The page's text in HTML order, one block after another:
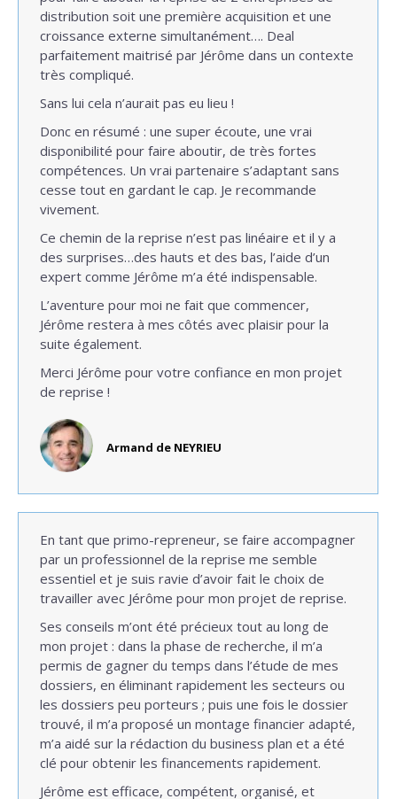
distribution soit une première acquisition et une
croissance externe simultanément…. Deal
parfaitement maitrisé par Jérôme dans un contexte
très compliqué.
Sans lui cela n’aurait pas eu lieu !
Donc en résumé : une super écoute, une vrai
disponibilité pour faire aboutir, de très fortes
compétences. Un vrai partenaire s’adaptant sans
cesse tout en gardant le cap. Je recommande
vivement.
Ce chemin de la reprise n’est pas linéaire et il y a
des surprises…des hauts et des bas, l’aide d’un
expert comme Jérôme m’a été indispensable.
L’aventure pour moi ne fait que commencer,
Jérôme restera à mes côtés avec plaisir pour la
suite également.
Merci Jérôme pour votre confiance en mon projet
de reprise !
Armand de NEYRIEU
En tant que primo-repreneur, se faire accompagner
par un professionnel de la reprise me semble
essentiel et je suis ravie d’avoir fait le choix de
travailler avec Jérôme pour mon projet de reprise.
Ses conseils m’ont été précieux tout au long de
mon projet : dans la phase de recherche, il m’a
permis de gagner du temps dans l’étude de mes
dossiers, en éliminant rapidement les secteurs ou
les dossiers peu porteurs ; puis une fois le dossier
trouvé, il m’a proposé un montage financier adapté,
m’a aidé sur la rédaction du business plan et a été
clé pour obtenir les financements rapidement.
Jérôme est efficace, compétent, organisé, et